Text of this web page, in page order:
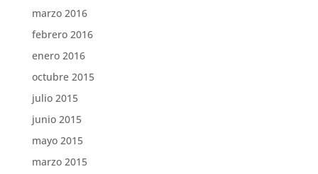
marzo 2016
febrero 2016
enero 2016
octubre 2015
julio 2015
junio 2015
mayo 2015
marzo 2015